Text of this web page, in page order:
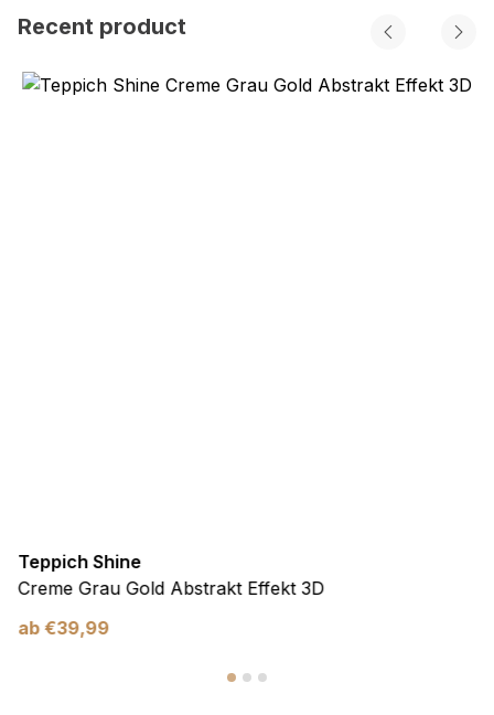
Recent product
Teppich Shine
Creme Grau Gold Abstrakt Effekt 3D
ab €39,99